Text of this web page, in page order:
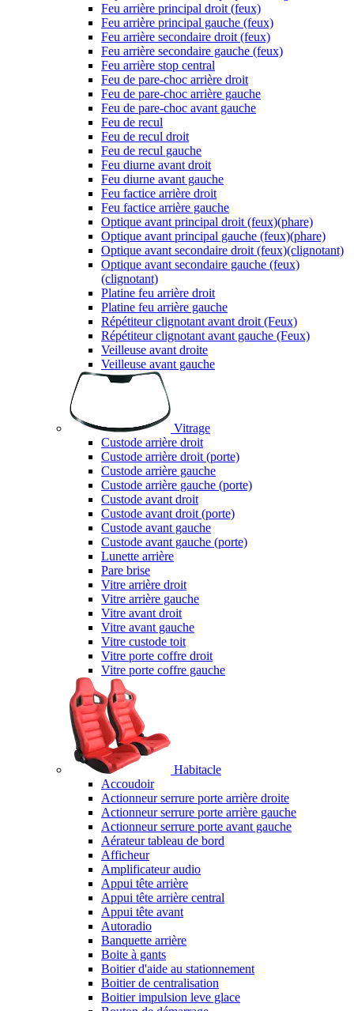
Feu arrière principal droit (feux)
Feu arrière principal gauche (feux)
Feu arrière secondaire droit (feux)
Feu arrière secondaire gauche (feux)
Feu arrière stop central
Feu de pare-choc arrière droit
Feu de pare-choc arrière gauche
Feu de pare-choc avant gauche
Feu de recul
Feu de recul droit
Feu de recul gauche
Feu diurne avant droit
Feu diurne avant gauche
Feu factice arrière droit
Feu factice arrière gauche
Optique avant principal droit (feux)(phare)
Optique avant principal gauche (feux)(phare)
Optique avant secondaire droit (feux)(clignotant)
Optique avant secondaire gauche (feux)
(clignotant)
Platine feu arrière droit
Platine feu arrière gauche
Répétiteur clignotant avant droit (Feux)
Répétiteur clignotant avant gauche (Feux)
Veilleuse avant droite
Veilleuse avant gauche
Vitrage
Custode arrière droit
Custode arrière droit (porte)
Custode arrière gauche
Custode arrière gauche (porte)
Custode avant droit
Custode avant droit (porte)
Custode avant gauche
Custode avant gauche (porte)
Lunette arrière
Pare brise
Vitre arrière droit
Vitre arrière gauche
Vitre avant droit
Vitre avant gauche
Vitre custode toit
Vitre porte coffre droit
Vitre porte coffre gauche
Habitacle
Accoudoir
Actionneur serrure porte arrière droite
Actionneur serrure porte arrière gauche
Actionneur serrure porte avant gauche
Aérateur tableau de bord
Afficheur
Amplificateur audio
Appui tête arrière
Appui tête arrière central
Appui tête avant
Autoradio
Banquette arrière
Boite à gants
Boitier d'aide au stationnement
Boitier de centralisation
Boitier impulsion leve glace